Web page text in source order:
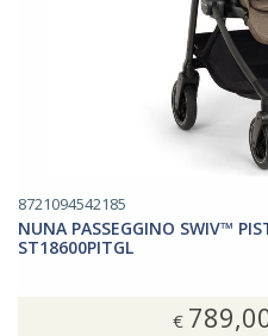
8721094542185
NUNA PASSEGGINO SWIV™
ST18600PITGL
€